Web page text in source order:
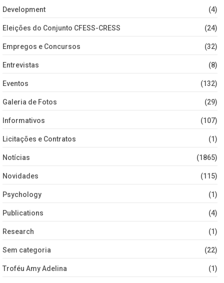
Development (4)
Eleições do Conjunto CFESS-CRESS (24)
Empregos e Concursos (32)
Entrevistas (8)
Eventos (132)
Galeria de Fotos (29)
Informativos (107)
Licitações e Contratos (1)
Notícias (1865)
Novidades (115)
Psychology (1)
Publications (4)
Research (1)
Sem categoria (22)
Troféu Amy Adelina (1)